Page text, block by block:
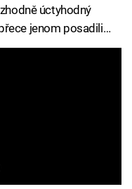
úctyhodný
jenom posadili…